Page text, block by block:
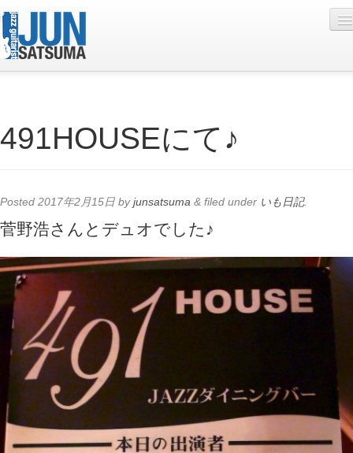
Live Schedule
Photo
Contact
YouTube
Online Lesson
491HOUSEにて♪
Posted 2017年2月15日 byjunsatsuma & filed under いも日記.
菅野浩さんとデュオでした♪